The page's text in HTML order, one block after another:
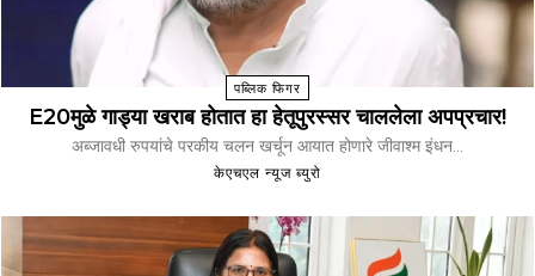
पब्लिक फिगर
E20मुळे गाड्या खराब होतात हा हेतूपुरस्सर चाललेला अपप्रचार!
अब्जावधी रुपयांचे परकीय चलन खर्चून आयात होणारे जीवाश्म इंधन...
केएचएल न्यूज ब्युरो